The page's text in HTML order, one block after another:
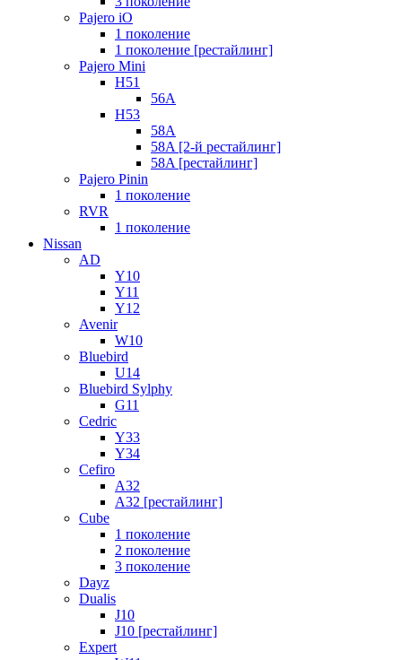
Pajero iO
1 поколение
1 поколение [рестайлинг]
Pajero Mini
H51
56A
H53
58A
58A [2-й рестайлинг]
58A [рестайлинг]
Pajero Pinin
1 поколение
RVR
1 поколение
Nissan
AD
Y10
Y11
Y12
Avenir
W10
Bluebird
U14
Bluebird Sylphy
G11
Cedric
Y33
Y34
Cefiro
A32
A32 [рестайлинг]
Cube
1 поколение
2 поколение
3 поколение
Dayz
Dualis
J10
J10 [рестайлинг]
Expert